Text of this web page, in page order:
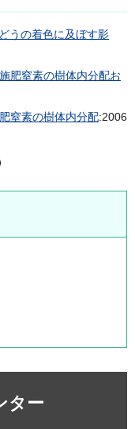
うの着色に及ぼす影
肥窒素の樹体内分配お
窒素の樹体内分配:2006
ター